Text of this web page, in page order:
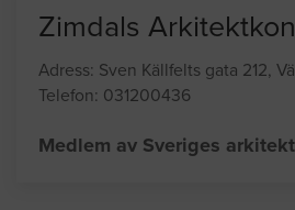
NÅGRA